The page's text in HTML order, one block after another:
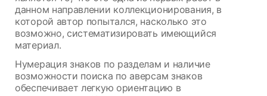
данном направлении коллекционирования, в
которой автор попытался, насколько это
возможно, систематизировать имеющийся
материал.
Нумерация знаков по разделам и наличие
возможности поиска по аверсам знаков
обеспечивает легкую ориентацию в